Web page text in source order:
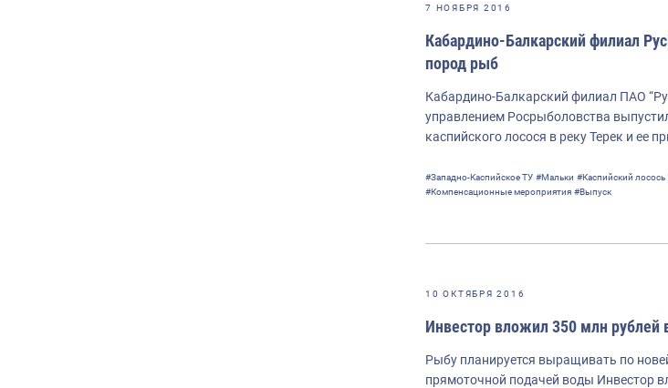
7 НОЯБРЯ 2016
Кабардино-Балкарский филиал
пород рыб
Кабардино-Балкарский филиал ПАО
управлением Росрыболовства
каспийского лосося в реку Терек и ее
#Западно-Каспийское ТУ #Мальки #Каспийский лосось
#Компенсационные мероприятия #Выпуск
10 ОКТЯБРЯ 2016
Инвестор вложил 350 млн рублей
Рыбу планируется выращивать по
прямоточной подачей воды Инвестор